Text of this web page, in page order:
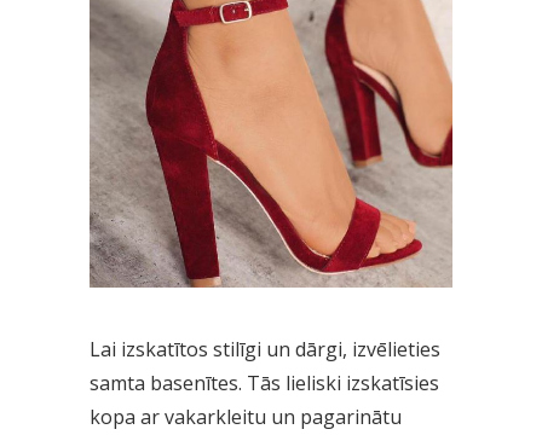
Lai izskatītos stilīgi un dārgi, izvēlieties
samta basenītes. Tās lieliski izskatīsies
kopa ar vakarkleitu un pagarinātu